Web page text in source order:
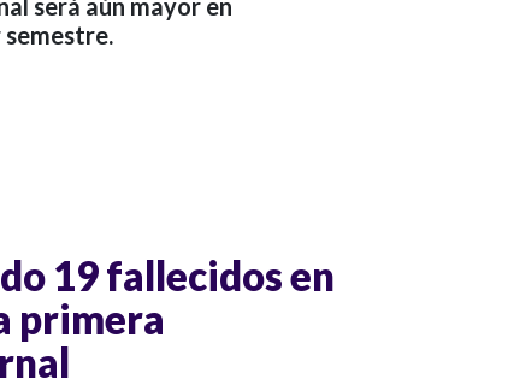
será aún mayor en
19 fallecidos en
primera